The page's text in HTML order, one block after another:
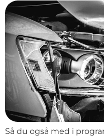
Så du også med i